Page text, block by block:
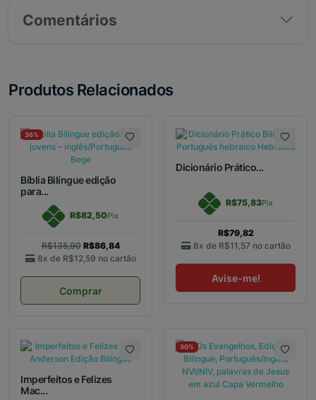
Comentários
Produtos Relacionados
36%
Bíblia Bilíngue edição
para...
R$82,50Pix
R$135,90 R$86,84
8x de R$12,59 no cartão
Comprar
Dicionário Prático...
R$75,83Pix
R$79,82
8x de R$11,57 no cartão
Avise-me!
Imperfeitos e Felizes
Mac...
30%